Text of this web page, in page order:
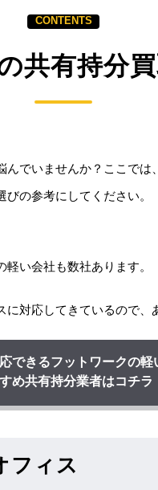
共有持分
でいませんか？ここで
の参考にしてください。
い会社も数社あります。
対応してきているので、
できるフットワークの軽
め共有持分業者はコチラ
フィス